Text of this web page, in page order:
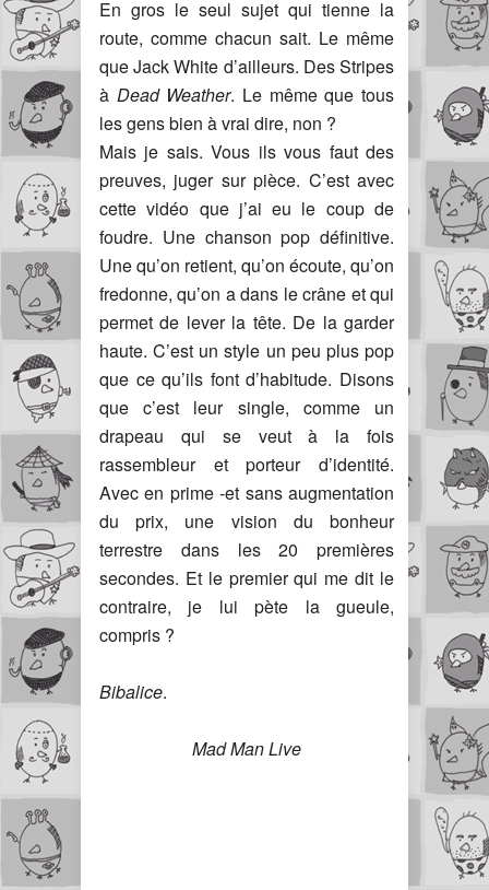
En gros le seul sujet qui tienne la
route, comme chacun sait. Le même
que Jack White d’ailleurs. Des Stripes
à Dead Weather. Le même que tous
les gens bien à vrai dire, non ?
Mais je sais. Vous ils vous faut des
preuves, juger sur pièce. C’est avec
cette vidéo que j’ai eu le coup de
foudre. Une chanson pop définitive.
Une qu’on retient, qu’on écoute, qu’on
fredonne, qu’on a dans le crâne et qui
permet de lever la tête. De la garder
haute. C’est un style un peu plus pop
que ce qu’ils font d’habitude. Disons
que c’est leur single, comme un
drapeau qui se veut à la fois
rassembleur et porteur d’identité.
Avec en prime -et sans augmentation
du prix, une vision du bonheur
terrestre dans les 20 premières
secondes. Et le premier qui me dit le
contraire, je lui pète la gueule,
compris ?
Bibalice.
Mad Man Live